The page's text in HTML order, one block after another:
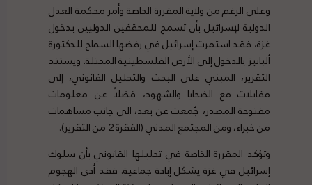
وعلى الرغم من ولاية المقررة الخاصة وأمر محكمة العدل
الدولية لإسرائيل بأن تسمح للمحققين الدوليين بدخول
غزة، فقد استمرت إسرائيل في رفضها السماح للدكتورة
ألبانيز بالدخول إلى الأرض الفلسطينية المحتلة. ويستند
التقرير، المبني على البحث والتحليل القانوني، إلى
مقابلات مع الضحايا والشهود، فضلاً عن معلومات
مفتوحة المصدر، جُمعت عن بعد، الى جانب مساهمات
من خبراء، ومن المجتمع المدني (الفقرة 2 من التقرير).
وتؤكد المقررة الخاصة في تحليلها القانوني بأن سلوك
إسرائيل في غزة يشكل إبادة جماعية. فقد أدى الهجوم